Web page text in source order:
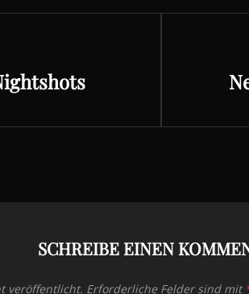
SCHREIBE EINEN
veröffentlicht. Erforderliche Felder sind mit